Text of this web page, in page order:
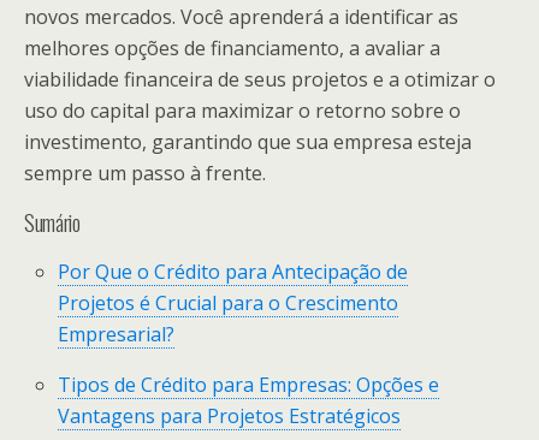
novos mercados. Você aprenderá a identificar as
melhores opções de financiamento, a avaliar a
viabilidade financeira de seus projetos e a otimizar o
uso do capital para maximizar o retorno sobre o
investimento, garantindo que sua empresa esteja
sempre um passo à frente.
Sumário
Por Que o Crédito para Antecipação de
Projetos é Crucial para o Crescimento
Empresarial?
Tipos de Crédito para Empresas: Opções e
Vantagens para Projetos Estratégicos